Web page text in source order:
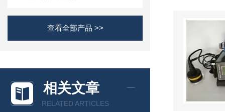
查看全部产品 >>
相关文章
RELATED ARTICLES